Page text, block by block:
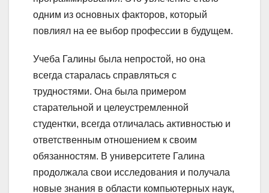
одним из основных факторов, который
повлиял на ее выбор профессии в будущем.
Учеба Галины была непростой, но она
всегда старалась справляться с
трудностями. Она была примером
старательной и целеустремленной
студентки, всегда отличалась активностью и
ответственным отношением к своим
обязанностям. В университете Галина
продолжала свои исследования и получала
новые знания в области компьютерных наук,